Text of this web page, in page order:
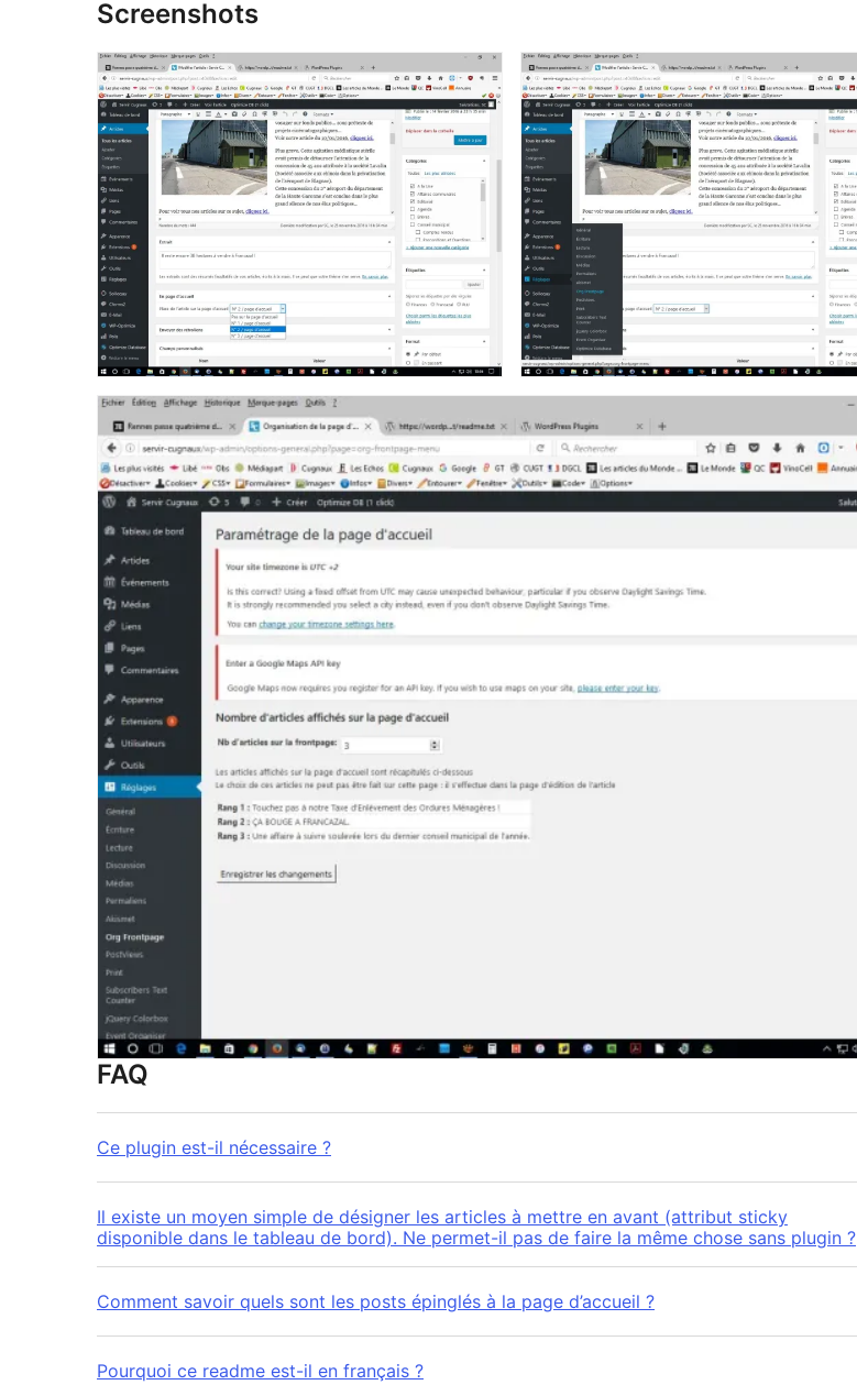
Screenshots
FAQ
Ce plugin est-il nécessaire ?
Il existe un moyen simple de désigner les articles à mettre en avant (attribut sticky
disponible dans le tableau de bord). Ne permet-il pas de faire la même chose sans plugin ?
Comment savoir quels sont les posts épinglés à la page d’accueil ?
Pourquoi ce readme est-il en français ?